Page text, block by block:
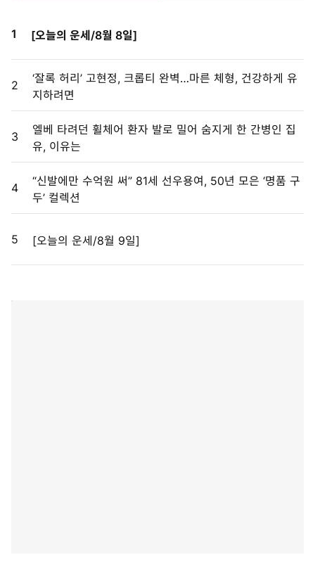
1 [오늘의 운세/8월 8일]
2
‘잘록 허리’ 고현정, 크롭티 완벽…마른 체형, 건강하게 유
지하려면
3
엘베 타려던 휠체어 환자 발로 밀어 숨지게 한 간병인 집
유, 이유는
4
“신발에만 수억원 써” 81세 선우용여, 50년 모은 ‘명품 구
두’ 컬렉션
5 [오늘의 운세/8월 9일]